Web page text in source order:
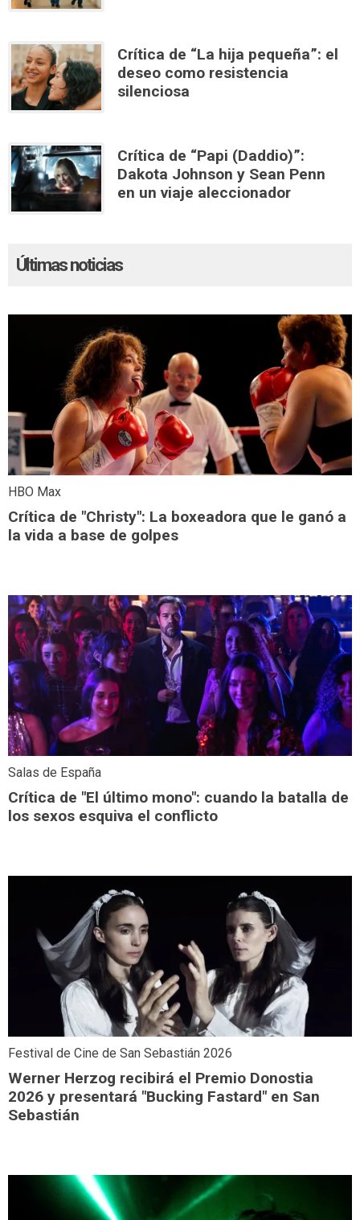
Crítica de “La hija pequeña”: el
deseo como resistencia
silenciosa
Crítica de “Papi (Daddio)”:
Dakota Johnson y Sean Penn
en un viaje aleccionador
Últimas noticias
HBO Max
Crítica de "Christy": La boxeadora que le ganó a
la vida a base de golpes
Salas de España
Crítica de "El último mono": cuando la batalla de
los sexos esquiva el conflicto
Festival de Cine de San Sebastián 2026
Werner Herzog recibirá el Premio Donostia
2026 y presentará "Bucking Fastard" en San
Sebastián